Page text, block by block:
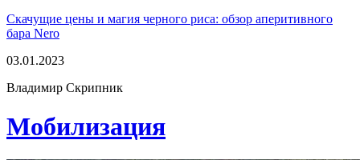
Скачущие цены и магия черного риса: обзор аперитивного
бара Nero
03.01.2023
Владимир Скрипник
Мобилизация